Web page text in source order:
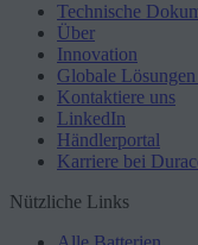
Technische
Über
Innovation
Globale
Kontaktiere uns
LinkedIn
Händlerportal
Karriere bei
Nützliche Links